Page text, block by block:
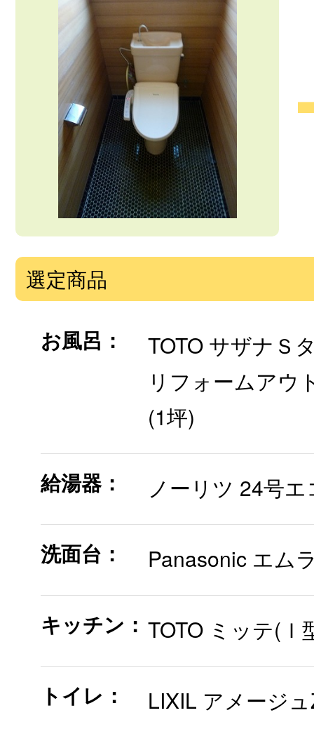
選定商品
お風呂：
TOTO サザナＳ
リフォームアウ
(1坪)
給湯器： ノーリツ 24号
洗面台： Panasonic エム
キッチン： TOTO ミッテ(Ｉ
トイレ： LIXIL アメージ